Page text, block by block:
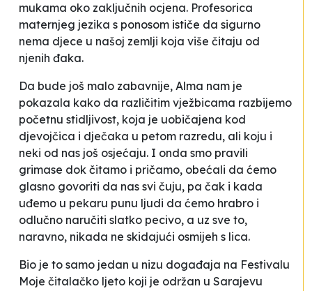
mukama oko zaključnih ocjena. Profesorica
maternjeg jezika s ponosom ističe da sigurno
nema djece u našoj zemlji koja više čitaju od
njenih đaka.
Da bude još malo zabavnije, Alma nam je
pokazala kako da različitim vježbicama razbijemo
početnu stidljivost, koja je uobičajena kod
djevojčica i dječaka u petom razredu, ali koju i
neki od nas još osjećaju. I onda smo pravili
grimase dok čitamo i pričamo, obećali da ćemo
glasno govoriti da nas svi čuju, pa čak i kada
uđemo u pekaru punu ljudi da ćemo hrabro i
odlučno naručiti slatko pecivo, a uz sve to,
naravno, nikada ne skidajući osmijeh s lica.
Bio je to samo jedan u nizu događaja na Festivalu
Moje čitalačko ljeto koji je održan u Sarajevu